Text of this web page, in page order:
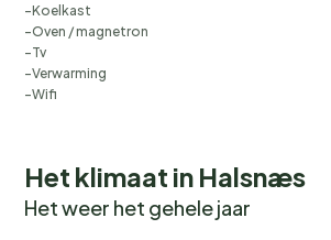
Koelkast
Oven / magnetron
Tv
Verwarming
Wifi
Het klimaat in Halsnæs
Het weer het gehele jaar